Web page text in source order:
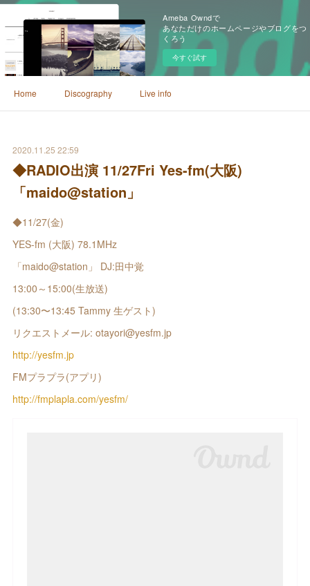
Ameba Owndで
あなただけのホームページやブログをつ
くろう
今すぐ試す
Home Discography Live info
2020.11.25 22:59
◆RADIO出演 11/27Fri Yes-fm(大阪)
「maido@station」
◆11/27(金)
YES-fm (大阪) 78.1MHz
「maido@station」 DJ:田中覚
13:00～15:00(生放送)
(13:30〜13:45 Tammy 生ゲスト)
リクエストメール: otayori@yesfm.jp
http://yesfm.jp
FMプラプラ(アプリ)
http://fmplapla.com/yesfm/